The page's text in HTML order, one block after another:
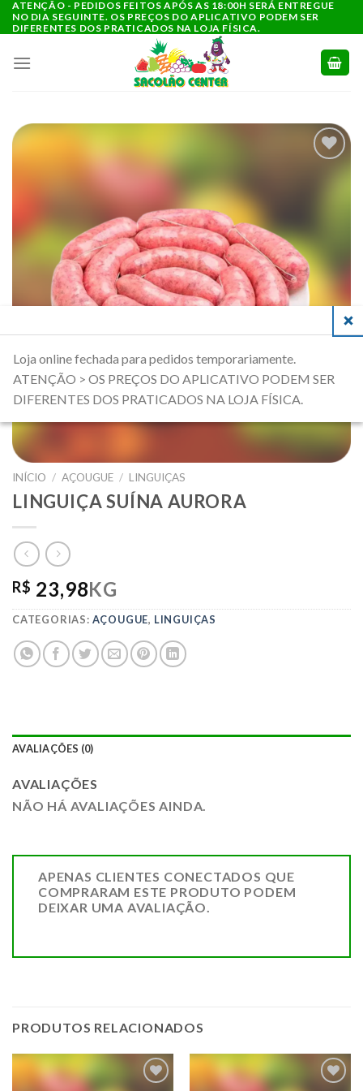
para
conteúdo
ATENÇÃO - PEDIDOS FEITOS APÓS AS 18:00H SERÁ ENTREGUE
NO DIA SEGUINTE. OS PREÇOS DO APLICATIVO PODEM SER
DIFERENTES DOS PRATICADOS NA LOJA FÍSICA.
COMPRAS
INÍCIO / AÇOUGUE / LINGUIÇAS
LINGUIÇA SUÍNA AURORA
R$ 23,98KG
CATEGORIAS: AÇOUGUE, LINGUIÇAS
AVALIAÇÕES (0)
AVALIAÇÕES
NÃO HÁ AVALIAÇÕES AINDA.
APENAS CLIENTES CONECTADOS QUE
COMPRARAM ESTE PRODUTO PODEM
DEIXAR UMA AVALIAÇÃO.
PRODUTOS RELACIONADOS
Loja online fechada para pedidos temporariamente.
ATENÇÃO > OS PREÇOS DO APLICATIVO PODEM SER
DIFERENTES DOS PRATICADOS NA LOJA FÍSICA.